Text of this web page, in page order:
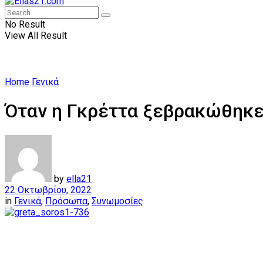
No Result
View All Result
Home Γενικά
Όταν η Γκρέττα
by ella21
22 Οκτωβρίου, 2022
in Γενικά, Πρόσωπα, Συνωμοσίες